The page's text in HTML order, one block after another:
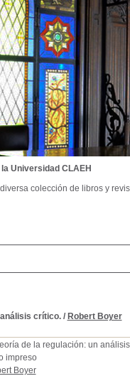
crítico./ Robert Boyer
de la regulación: un
impreso
Boyer
Universidad CLAEH
colección de libros y